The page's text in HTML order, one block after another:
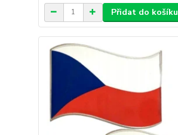
Přidat do košíku